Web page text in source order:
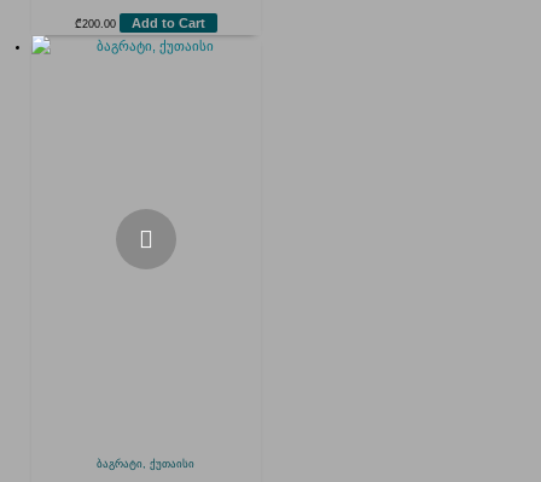
₾200.00 Add to Cart
ბაგრატი, ქუთაისი